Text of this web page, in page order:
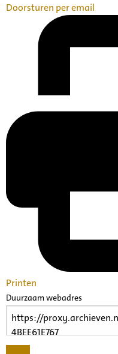
Doorsturen per email
Printen
Duurzaam webadres